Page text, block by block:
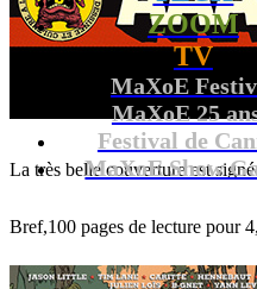
ZOOM
TV
MaXoE
MaXoE 25
Festival de
MaXoE Show
La très belle couverture est
Bref,100 pages de lecture pour